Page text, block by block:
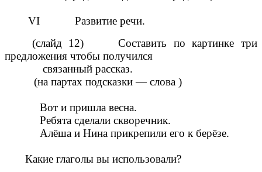
VI Развитие речи.
(слайд 12) Составить по картинке три
предложения чтобы получился
связанный рассказ.
(на партах подсказки — слова )
Вот и пришла весна.
Ребята сделали скворечник.
Алёша и Нина прикрепили его к берёзе.
Какие глаголы вы использовали?